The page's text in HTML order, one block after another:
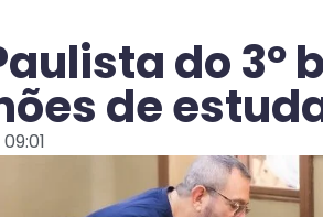
do 3º
de
09:01